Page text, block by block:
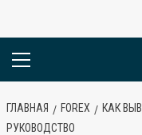
Основное
ГЛАВНАЯ FOREX
КАК
РУКОВОДСТВО